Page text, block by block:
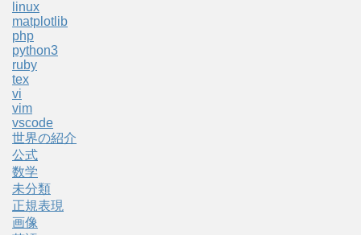
linux
matplotlib
php
python3
ruby
tex
vi
vim
vscode
世界の紹介
公式
数学
未分類
正規表現
画像